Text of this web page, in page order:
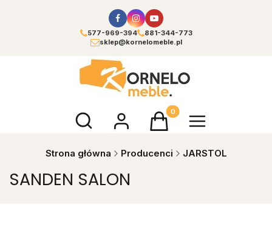
577-969-394
881-344-773
sklep@kornelomeble.pl
Otwórz wyszukiwarkęProdukty w koszyku: 0.
Strona główna Producenci JARSTOL
SANDEN SALON